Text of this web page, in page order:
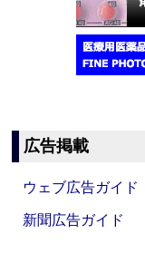
広告掲載
ウェブ広告ガイド
新聞広告ガイド